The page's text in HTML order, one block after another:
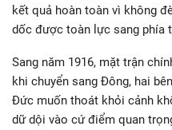
kết quả hoàn toàn vì không
dốc được toàn lực sang phía
Sang năm 1916, mặt trận
khi chuyển sang Đông, hai
Đức muốn thoát khỏi cảnh
dữ dội vào cứ điểm quan